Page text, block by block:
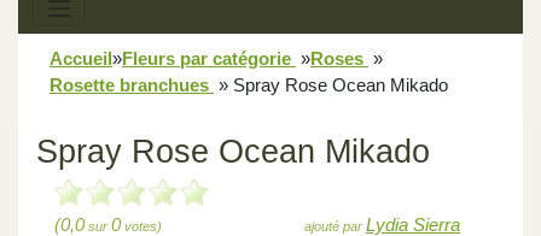
Accueil»Fleurs par catégorie »Roses »
Rosette branchues » Spray Rose Ocean Mikado
Spray Rose Ocean Mikado
(0,0sur 0votes) ajouté par Lydia Sierra